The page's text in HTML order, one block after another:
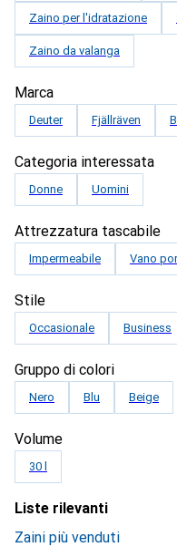
Zaino per l'idratazione
Zaino da valanga
Marca
Deuter Fjällräven
Categoria interessata
Donne Uomini
Attrezzatura tascabile
Impermeabile Vano
Stile
Occasionale Business
Gruppo di colori
Nero Blu Beige
Volume
30 l
Liste rilevanti
Zaini più venduti